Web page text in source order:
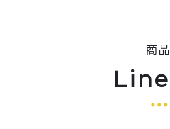
商品